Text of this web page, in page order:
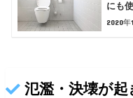
にも
2020年
氾濫・決壊が